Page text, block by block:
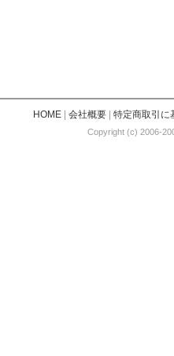
HOME| 会社概要| 特定商取引に
Copyright (c) 2006-